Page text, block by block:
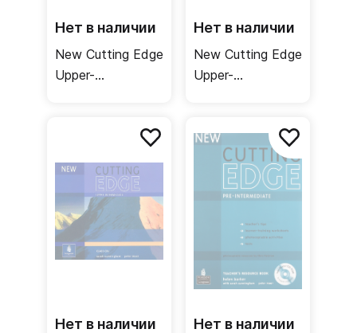
Нет в наличии
New Cutting Edge
Upper-
Нет в наличии
New Cutting Edge
Upper-
Аудиодиски к
рабочей тетради
Нет в наличии Нет в наличии